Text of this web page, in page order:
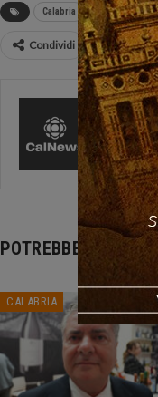
Calabria Pippo Callipo
Condividi
Comments
POTREBBE
CALABRIA